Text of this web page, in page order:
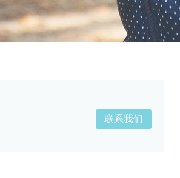
联系我们